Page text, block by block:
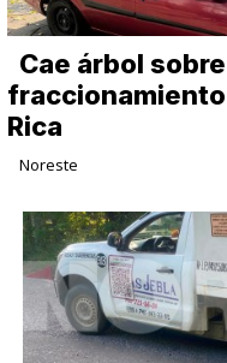
Cae árbol
fraccionamiento
Rica
Noreste